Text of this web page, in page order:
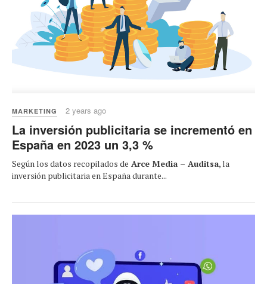
MARKETING 2 years ago
La inversión publicitaria se incrementó en
España en 2023 un 3,3 %
Según los datos recopilados de Arce Media – Auditsa, la
inversión publicitaria en España durante...